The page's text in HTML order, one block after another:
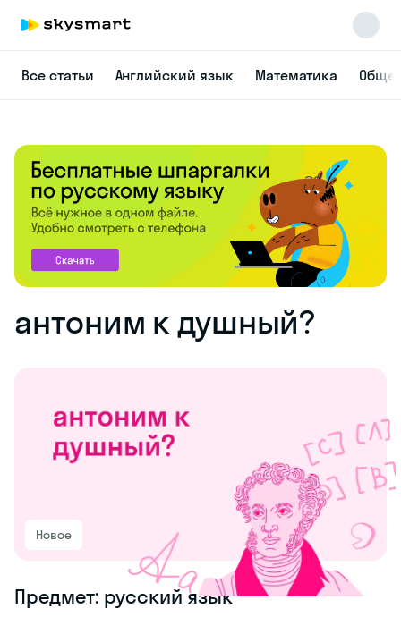
Все статьи Английский язык Математика
антоним к душный?
Новое
Предмет: русский язык